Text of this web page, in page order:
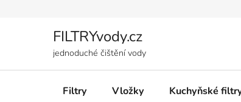
FILTRYvody.cz
jednoduché čištění vody
Filtry Vložky Kuchyňské